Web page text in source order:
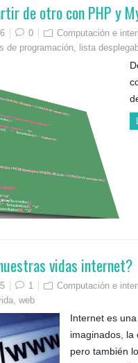
de otro con PHP y
0 Computación e
de programación lista
vidas internet?
1 Computación e
, web
Internet es
imaginados, la
pero también